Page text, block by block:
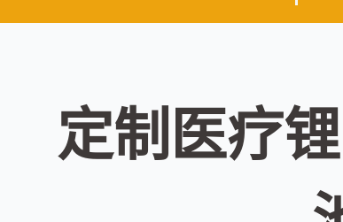
定制医疗